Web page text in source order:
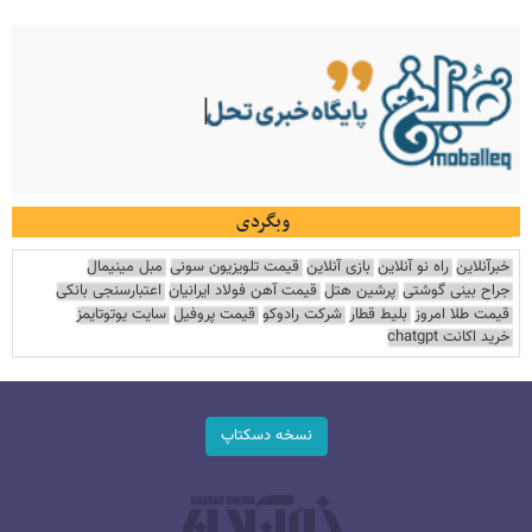
وبگردی
خبرآنلاین راه نو آنلاین بازی آنلاین قیمت تلویزیون سونی مبل مینیمال
جراح بینی گوشتی پرشین هتل قیمت آهن فولاد ایرانیان اعتبارسنجی بانکی
قیمت طلا امروز بلیط قطار شرکت رادوکو قیمت پروفیل سایت یوتوتایمز
خرید اکانت chatgpt
نسخه دسکتاپ